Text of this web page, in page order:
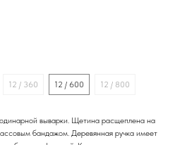
12 / 360 12 / 600 12 / 800
выварки. Щетина расщеплена на
бандажом. Деревянная ручка имеет